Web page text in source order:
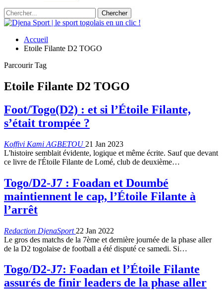
Accueil
Etoile Filante D2 TOGO
Parcourir Tag
Etoile Filante D2 TOGO
Foot/Togo(D2) : et si l’Étoile Filante,
s’était trompée ?
Koffivi Kami AGBETOU 21 Jan 2023
L'histoire semblait évidente, logique et même écrite. Sauf que devant
ce livre de l'Étoile Filante de Lomé, club de deuxième…
Togo/D2-J7 : Foadan et Doumbé
maintiennent le cap, l’Étoile Filante à
l’arrêt
Redaction DjenaSport 22 Jan 2022
Le gros des matchs de la 7ème et dernière journée de la phase aller
de la D2 togolaise de football a été disputé ce samedi. Si…
Togo/D2-J7: Foadan et l’Étoile Filante
assurés de finir leaders de la phase aller